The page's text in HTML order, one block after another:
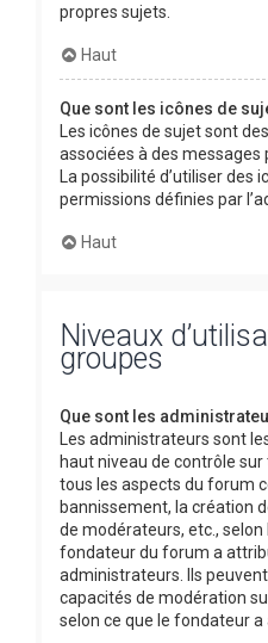
propres sujets.
Haut
Que sont les icônes de
Les icônes de sujet sont
associées à des
La possibilité d’utiliser des
permissions définies par
Haut
Niveaux
groupes
Que sont les
Les administrateurs sont
haut niveau de contrôle
tous les aspects du forum
bannissement, la création
de modérateurs, etc.,
fondateur du forum a
administrateurs. Ils
capacités de modération
selon ce que le fondateur a